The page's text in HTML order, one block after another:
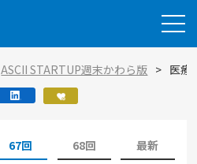
ASCII STARTUP週末かわら版 医療
67回 68回 最新